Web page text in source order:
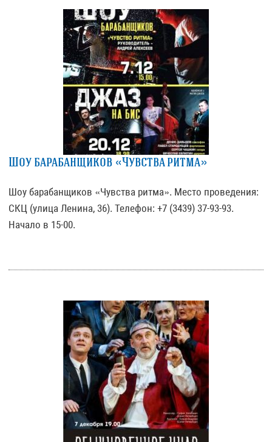
Шоу барабанщиков «Чувства ритма»
Шоу барабанщиков «Чувства ритма». Место проведения:
СКЦ (улица Ленина, 36). Телефон: +7 (3439) 37-93-93.
Начало в 15-00.